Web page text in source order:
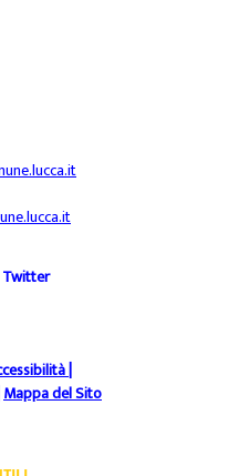
Twitter
|
Mappa del Sito